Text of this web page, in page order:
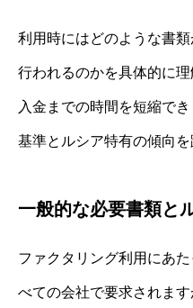
利用時にはどのような書
行われるのかを具体的に
入金までの時間を短縮で
基準とルシア特有の傾向を
一般的な必要書類と
ファクタリング利用にあ
べての会社で要求されま